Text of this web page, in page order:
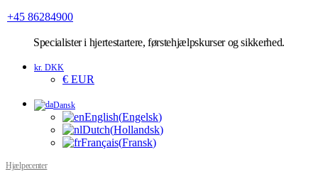
+45 86284900
Specialisteri hjertestartere, førstehjælpskurser og sikkerhed.
kr. DKK
€ EUR
Dansk
English(Engelsk)
Dutch(Hollandsk)
Français(Fransk)
Hjælpecenter